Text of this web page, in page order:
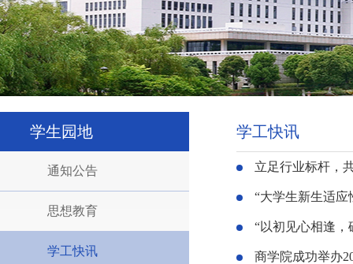
学生园地
通知公告
思想教育
学工快讯
学工快讯
立足行业标杆，
“大学生新生适应
“以初见心相逢
商学院成功举办